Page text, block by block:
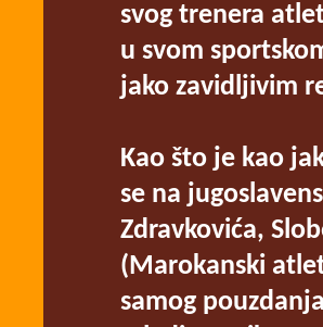
svog trenera
u svom
jako zavidljivim
Kao što je kao
se na
Zdravkovića,
(Marokanski
samog